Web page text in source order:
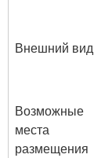
Внешний вид
Возможные
места
размещения